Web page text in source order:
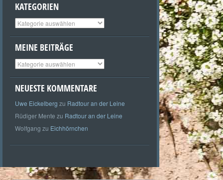
KATEGORIEN
Kategorien
MEINE BEITRÄGE
Meine
Beiträge
NEUESTE KOMMENTARE
Uwe Eickelberg zu Radtour an der Leine
Rüdiger Mente zu Radtour an der Leine
Wolfgang zu Eichhörnchen